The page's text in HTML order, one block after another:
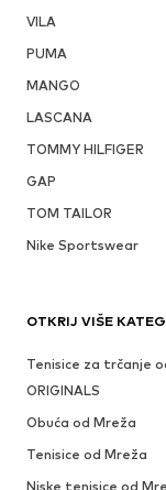
VILA
PUMA
MANGO
LASCANA
TOMMY HILFIGER
GAP
TOM TAILOR
Nike Sportswear
OTKRIJ VIŠE
Tenisice za trčanje
ORIGINALS
Obuća od Mreža
Tenisice od Mreža
Niske tenisice od